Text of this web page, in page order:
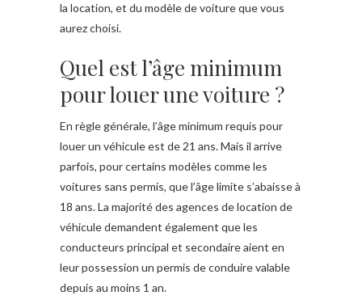
la location, et du modèle de voiture que vous
aurez choisi.
Quel est l’âge minimum
pour louer une voiture ?
En règle générale, l’âge minimum requis pour
louer un véhicule est de 21 ans. Mais il arrive
parfois, pour certains modèles comme les
voitures sans permis, que l’âge limite s’abaisse à
18 ans. La majorité des agences de location de
véhicule demandent également que les
conducteurs principal et secondaire aient en
leur possession un permis de conduire valable
depuis au moins 1 an.